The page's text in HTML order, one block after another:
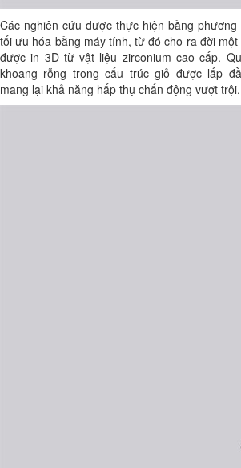
Các nghiên cứu được thực hiện bằng
tối ưu hóa bằng máy tính, từ đó cho ra đời
được in 3D từ vật liệu zirconium cao cấp.
khoang rỗng trong cấu trúc giỏ được lấp
mang lại khả năng hấp thụ chấn động vượt trội.